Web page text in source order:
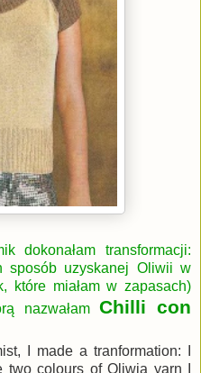
dokonałam transformacji:
sposób uzyskanej Oliwii w
które miałam w zapasach)
nazwałam Chilli con
I made a tranformation: I
colours of Oliwia yarn I